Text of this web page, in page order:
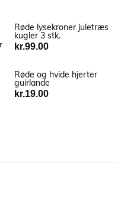
Røde lysekroner juletræs
kugler 3 stk.
kr.99.00
Røde og hvide hjerter
guirlande
kr.19.00